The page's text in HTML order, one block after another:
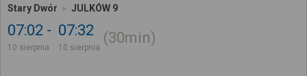
Stary Dwór JULKÓW 9
07:02
10 sierpnia
07:32
10 sierpnia
30min